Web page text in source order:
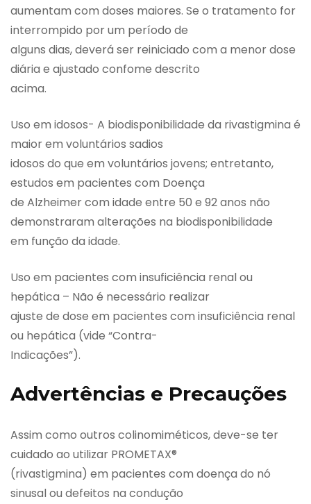
aumentam com doses maiores. Se o tratamento for
interrompido por um período de
alguns dias, deverá ser reiniciado com a menor dose
diária e ajustado confome descrito
acima.
Uso em idosos- A biodisponibilidade da rivastigmina é
maior em voluntários sadios
idosos do que em voluntários jovens; entretanto,
estudos em pacientes com Doença
de Alzheimer com idade entre 50 e 92 anos não
demonstraram alterações na biodisponibilidade
em função da idade.
Uso em pacientes com insuficiência renal ou
hepática – Não é necessário realizar
ajuste de dose em pacientes com insuficiência renal
ou hepática (vide “Contra-
Indicações”).
Advertências e Precauções
Assim como outros colinomiméticos, deve-se ter
cuidado ao utilizar PROMETAX®
(rivastigmina) em pacientes com doença do nó
sinusal ou defeitos na condução